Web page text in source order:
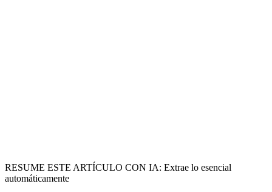
RESUME ESTE ARTÍCULO CON IA: Extrae lo esencial
automáticamente